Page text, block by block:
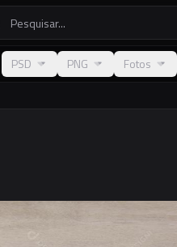
PSD PNG Fotos